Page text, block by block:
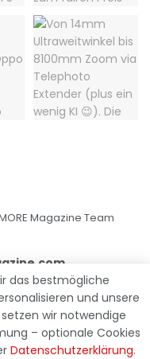
Magazine Team
das bestmögliche
und unsere
wir notwendige
– optionale Cookies
Datenschutzerklärung.